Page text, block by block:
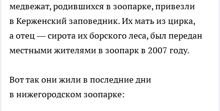
медвежат, родившихся в зоопарке, привезли
в Керженский заповедник. Их мать из цирка,
а отец — сирота их борского леса, был передан
местными жителями в зоопарк в 2007 году.
Вот так они жили в последние дни
в нижегородском зоопарке: